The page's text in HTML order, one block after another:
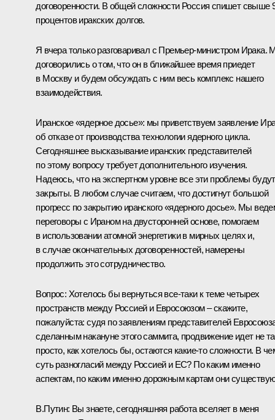
договоренности. В общей сложности Россия спишет свыше
процентов иракских долгов.
Я вчера только разговаривал с Премьер-министром Ирака.
договорились о том, что он в ближайшее время приедет
в Москву и будем обсуждать с ним весь комплекс нашего
взаимодействия.
Иранское «ядерное досье»: мы приветствуем заявление
об отказе от производства технологии ядерного цикла.
Сегодняшнее высказывание иранских представителей
по этому вопросу требует дополнительного изучения.
Надеюсь, что на экспертном уровне все эти проблемы будут
закрыты. В любом случае считаем, что достигнут большой
прогресс по закрытию иранского «ядерного досье». Мы
переговоры с Ираном на двусторонней основе, помогаем
в использовании атомной энергетики в мирных целях и,
в случае окончательных договоренностей, намерены
продолжить это сотрудничество.
Вопрос: Хотелось бы вернуться все‑таки к теме четырех
пространств между Россией и Евросоюзом – скажите,
пожалуйста: судя по заявлениям представителей
сделанным накануне этого саммита, продвижение идет не
просто, как хотелось бы, остаются какие‑то сложности. В
суть разногласий между Россией и ЕС? По каким именно
аспектам, по каким именно дорожным картам они
В.Путин: Вы знаете, сегодняшняя работа вселяет в меня